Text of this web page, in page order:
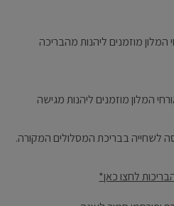
מוזמנים ליהנות מהבריכה
המלון מוזמנים ליהנות מגישה
לשחייה בבריכת המסלולים המקורה.
לחצו כאן*